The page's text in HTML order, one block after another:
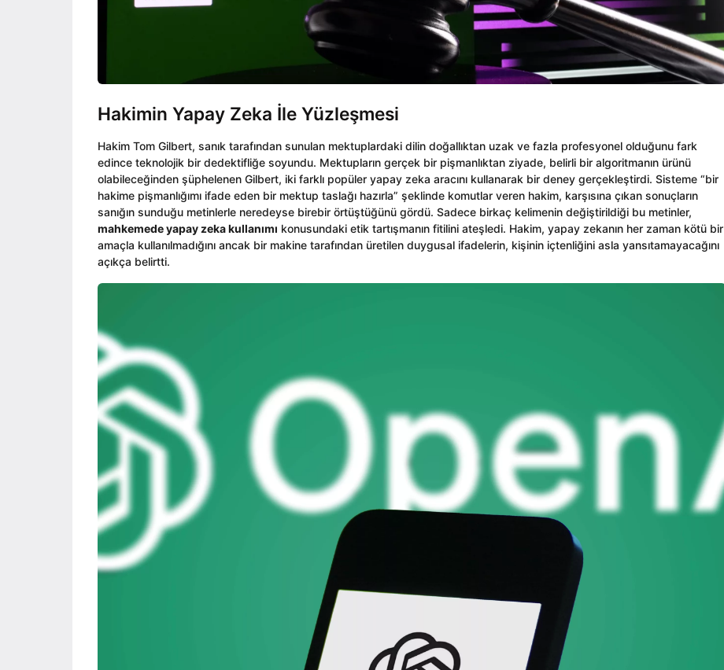
Hakimin Yapay Zeka İle Yüzleşmesi
Hakim Tom Gilbert, sanık tarafından sunulan mektuplardaki dilin doğallıktan uzak ve fazla profesyonel olduğunu fark
edince teknolojik bir dedektifliğe soyundu. Mektupların gerçek bir pişmanlıktan ziyade, belirli bir algoritmanın ürünü
olabileceğinden şüphelenen Gilbert, iki farklı popüler yapay zeka aracını kullanarak bir deney gerçekleştirdi. Sisteme “bir
hakime pişmanlığımı ifade eden bir mektup taslağı hazırla” şeklinde komutlar veren hakim, karşısına çıkan sonuçların
sanığın sunduğu metinlerle neredeyse birebir örtüştüğünü gördü. Sadece birkaç kelimenin değiştirildiği bu metinler,
mahkemede yapay zeka kullanımı konusundaki etik tartışmanın fitilini ateşledi. Hakim, yapay zekanın her zaman kötü bir
amaçla kullanılmadığını ancak bir makine tarafından üretilen duygusal ifadelerin, kişinin içtenliğini asla yansıtamayacağını
açıkça belirtti.